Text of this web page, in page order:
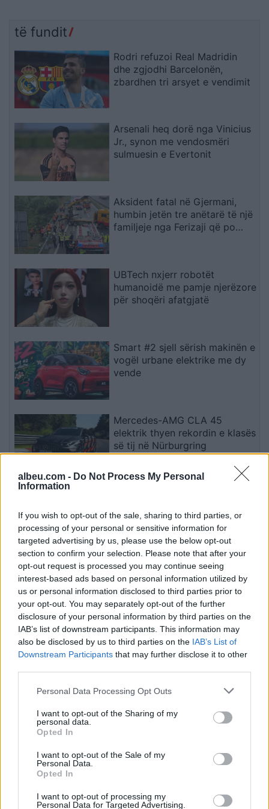
albeu.com - Do Not Process My Personal
Information
If you wish to opt-out of the sale, sharing to third parties, or
processing of your personal or sensitive information for
targeted advertising by us, please use the below opt-out
section to confirm your selection. Please note that after your
opt-out request is processed you may continue seeing
interest-based ads based on personal information utilized by
us or personal information disclosed to third parties prior to
your opt-out. You may separately opt-out of the further
disclosure of your personal information by third parties on the
IAB’s list of downstream participants. This information may
also be disclosed by us to third parties on the IAB’s List of
Downstream Participants that may further disclose it to other
Personal Data Processing Opt Outs
I want to opt-out of the Sharing of my
personal data.
Opted In
I want to opt-out of the Sale of my
Personal Data.
Opted In
I want to opt-out of processing my
Personal Data for Targeted Advertising.
të fundit
Rodri refuzoi Real Madridin
dhe zgjodhi Barcelonën,
zbardhen tri arsyet e vendimit
Arsenali heq dorë nga Vinicius
Jr., synon me vendosmëri
sulmuesin e Evertonit
Aksident fatal në Gjermani,
humbin jetën tre anëtarë të një
familjeje nga Ferizaji që po
UBTech nxjerr robotët
humanoidë me pamje njerëzore
për shoqëri afatgjatë
Smart #2 sjell sërish makinën e
vogël urbane elektrike me dy
vende
Mercedes-AMG CLA 45
elektrik thyen rekordin e klasës
së tij në Nürburgring
në motin hapësinor dhe Tokë
Esim for USA|Esim for Italy| Esim for Spain|Esim